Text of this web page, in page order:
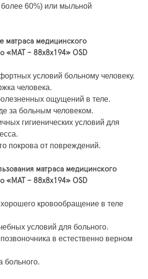
60%) или мыльной
матраса медицинского
«МАТ – 88х8х194» OSD
условий больному человеку.
человека.
ощущений в теле.
за больным человеком.
гигиенических условий для
покрова от повреждений.
матраса медицинского
«МАТ – 88х8х194» OSD
кровообращение в теле
условий для больного.
в естественно верном
больного.